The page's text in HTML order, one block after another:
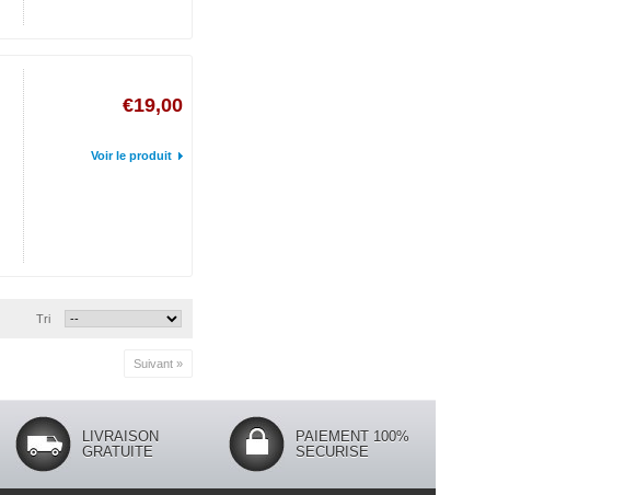
€19,00
Voir le produit
Tri
Suivant »
LIVRAISON
GRATUITE
PAIEMENT 100%
SECURISE